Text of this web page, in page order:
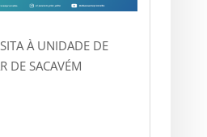
À UNIDADE DE
DE SACAVÉM